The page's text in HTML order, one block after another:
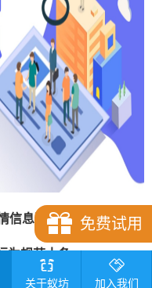
信息整合
为规范十条
免费试用
关于蚁坊 加入我们